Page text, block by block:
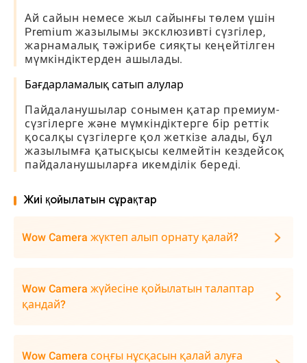
Ай сайын немесе жыл сайынғы төлем үшін
Premium жазылымы эксклюзивті сүзгілер,
жарнамалық тәжірибе сияқты кеңейтілген
мүмкіндіктерден ашылады.
Бағдарламалық сатып алулар
Пайдаланушылар сонымен қатар премиум-
сүзгілерге және мүмкіндіктерге бір реттік
қосалқы сүзгілерге қол жеткізе алады, бұл
жазылымға қатысқысы келмейтін кездейсоқ
пайдаланушыларға икемділік береді.
Жиі қойылатын сұрақтар
Wow Camera жүктеп алып орнату қалай?
Wow Camera жүйесіне қойылатын талаптар
қандай?
Wow Camera соңғы нұсқасын қалай алуға